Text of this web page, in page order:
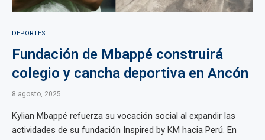
DEPORTES
Fundación de Mbappé construirá
colegio y cancha deportiva en Ancón
8 agosto, 2025
Kylian Mbappé refuerza su vocación social al expandir las
actividades de su fundación Inspired by KM hacia Perú. En